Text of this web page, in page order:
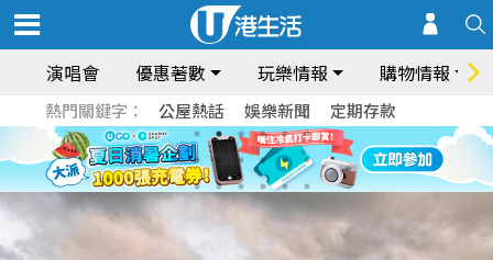
演唱會 優惠著數 玩樂情報 購物情報
熱門關鍵字： 公屋熱話 娛樂新聞 定期存款